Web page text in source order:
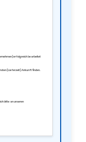
erfolgreich bearbeitet
[Lieferzeit] Ankunft finden.
bitte an unseren